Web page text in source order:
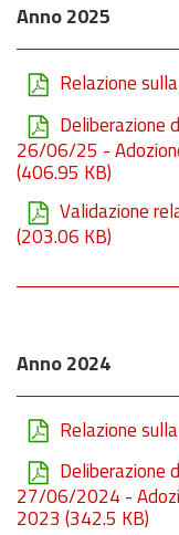
Anno 2025
Relazione
Deliberazione
26/06/25 -
(406.95 KB)
Validazione
(203.06 KB)
Anno 2024
Relazione
Deliberazione
27/06/2024 -
2023 (342.5 KB)